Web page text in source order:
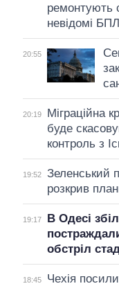
ремонтують
невідомі
20:55
20:19
Міграційна
буде
контроль з
19:52
Зеленський
розкрив
19:17
В Одесі
обстріл
18:45
Чехія